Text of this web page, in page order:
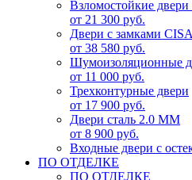
Взломостойкие
от 21 300 руб.
Двери с замками
от 38 580 руб.
Шумоизоляционные
от 11 000 руб.
Трехконтурные двери
от 17 900 руб.
Двери сталь 2.0 ММ
от 8 900 руб.
Входные двери с
ПО ОТДЕЛКЕ
ПО ОТДЕЛКЕ